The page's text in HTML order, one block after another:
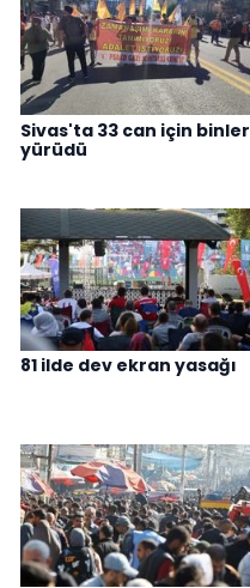
Sivas'ta 33 can için binler
yürüdü
81 ilde dev ekran yasağı